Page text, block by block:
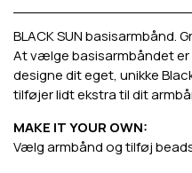
BLACK SUN basisarmbånd.
At vælge basisarmbåndet er
designe dit eget, unikke
tilføjer lidt ekstra til dit
MAKE IT YOUR OWN:
Vælg armbånd og tilføj